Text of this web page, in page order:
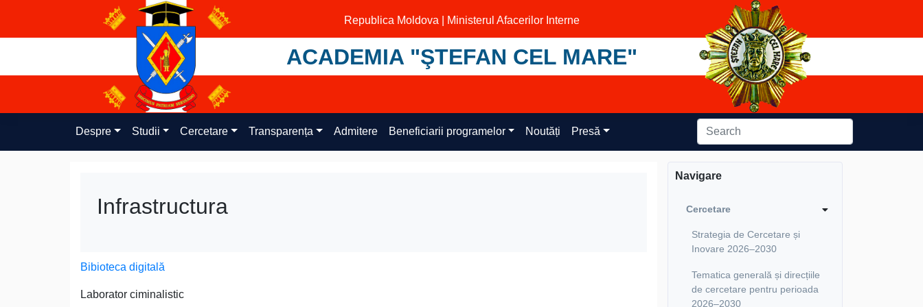
content
Republica Moldova | Ministerul Afacerilor Interne
ACADEMIA "ŞTEFAN CEL MARE"
Despre Studii Cercetare Transparența Admitere Beneficiarii programelor Noutăți Presă
Infrastructura
Bibioteca digitală
Laborator ciminalistic
Navigare
Cercetare
Strategia de Cercetare și
Inovare 2026–2030
Tematica generală și direcțiile
de cercetare pentru perioada
2026–2030